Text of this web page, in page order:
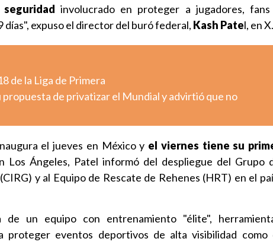
involucrado en proteger a jugadores,
expuso el director del buró federal, Kash Patel, en X.
de la Liga de Primera
propuesta de privatizar el Mundial y advirtió que no
el jueves en México y el viernes tiene su
Los Ángeles, Patel informó del despliegue del Grupo
y al Equipo de Rescate de Rehenes (HRT) en el
de un equipo con entrenamiento "élite",
proteger eventos deportivos de alta visibilidad como